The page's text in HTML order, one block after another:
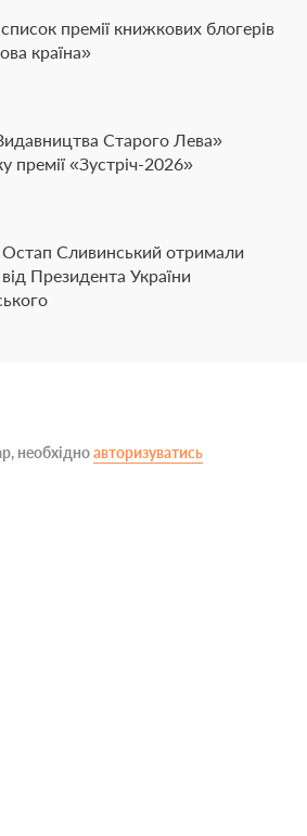
премії книжкових блогерів
країна»
Старого Лева»
премії «Зустріч-2026»
Остап Сливинський отримали
Президента України
необхідноавторизуватись